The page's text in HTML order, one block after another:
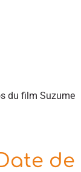
du film Suzume
de